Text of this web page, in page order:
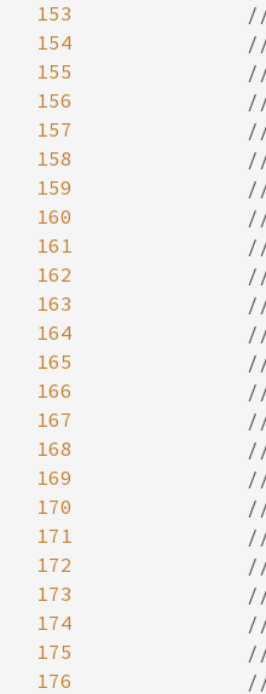
153
154
155
156
157
158
159
160
161
162
163
164
165
166
167
168
169
170
171
172
173
174
175
176